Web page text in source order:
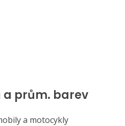
prům. barev
a motocykly